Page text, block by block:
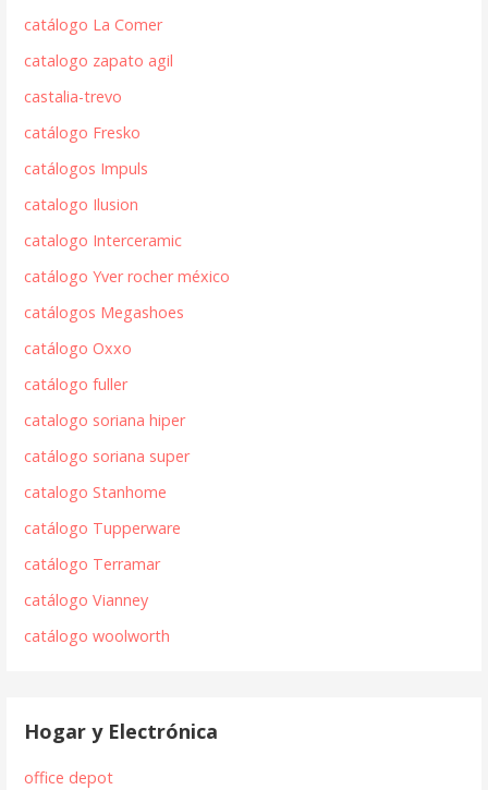
catálogo La Comer
catalogo zapato agil
castalia-trevo
catálogo Fresko
catálogos Impuls
catalogo Ilusion
catalogo Interceramic
catálogo Yver rocher méxico
catálogos Megashoes
catálogo Oxxo
catálogo fuller
catalogo soriana hiper
catálogo soriana super
catalogo Stanhome
catálogo Tupperware
catálogo Terramar
catálogo Vianney
catálogo woolworth
Hogar y Electrónica
office depot